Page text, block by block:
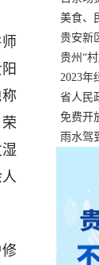
正式“
美食、
两减三
贵安新
贵州“
名额
2023年
色工厂
省人民
资工作
免费开
展，持
雨水驾